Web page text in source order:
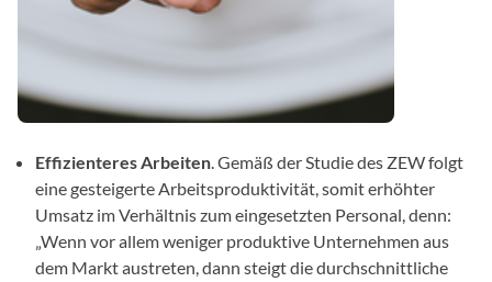
Effizienteres Arbeiten. Gemäß der Studie des ZEW folgt
eine gesteigerte Arbeitsproduktivität, somit erhöhter
Umsatz im Verhältnis zum eingesetzten Personal, denn:
„Wenn vor allem weniger produktive Unternehmen aus
dem Markt austreten, dann steigt die durchschnittliche